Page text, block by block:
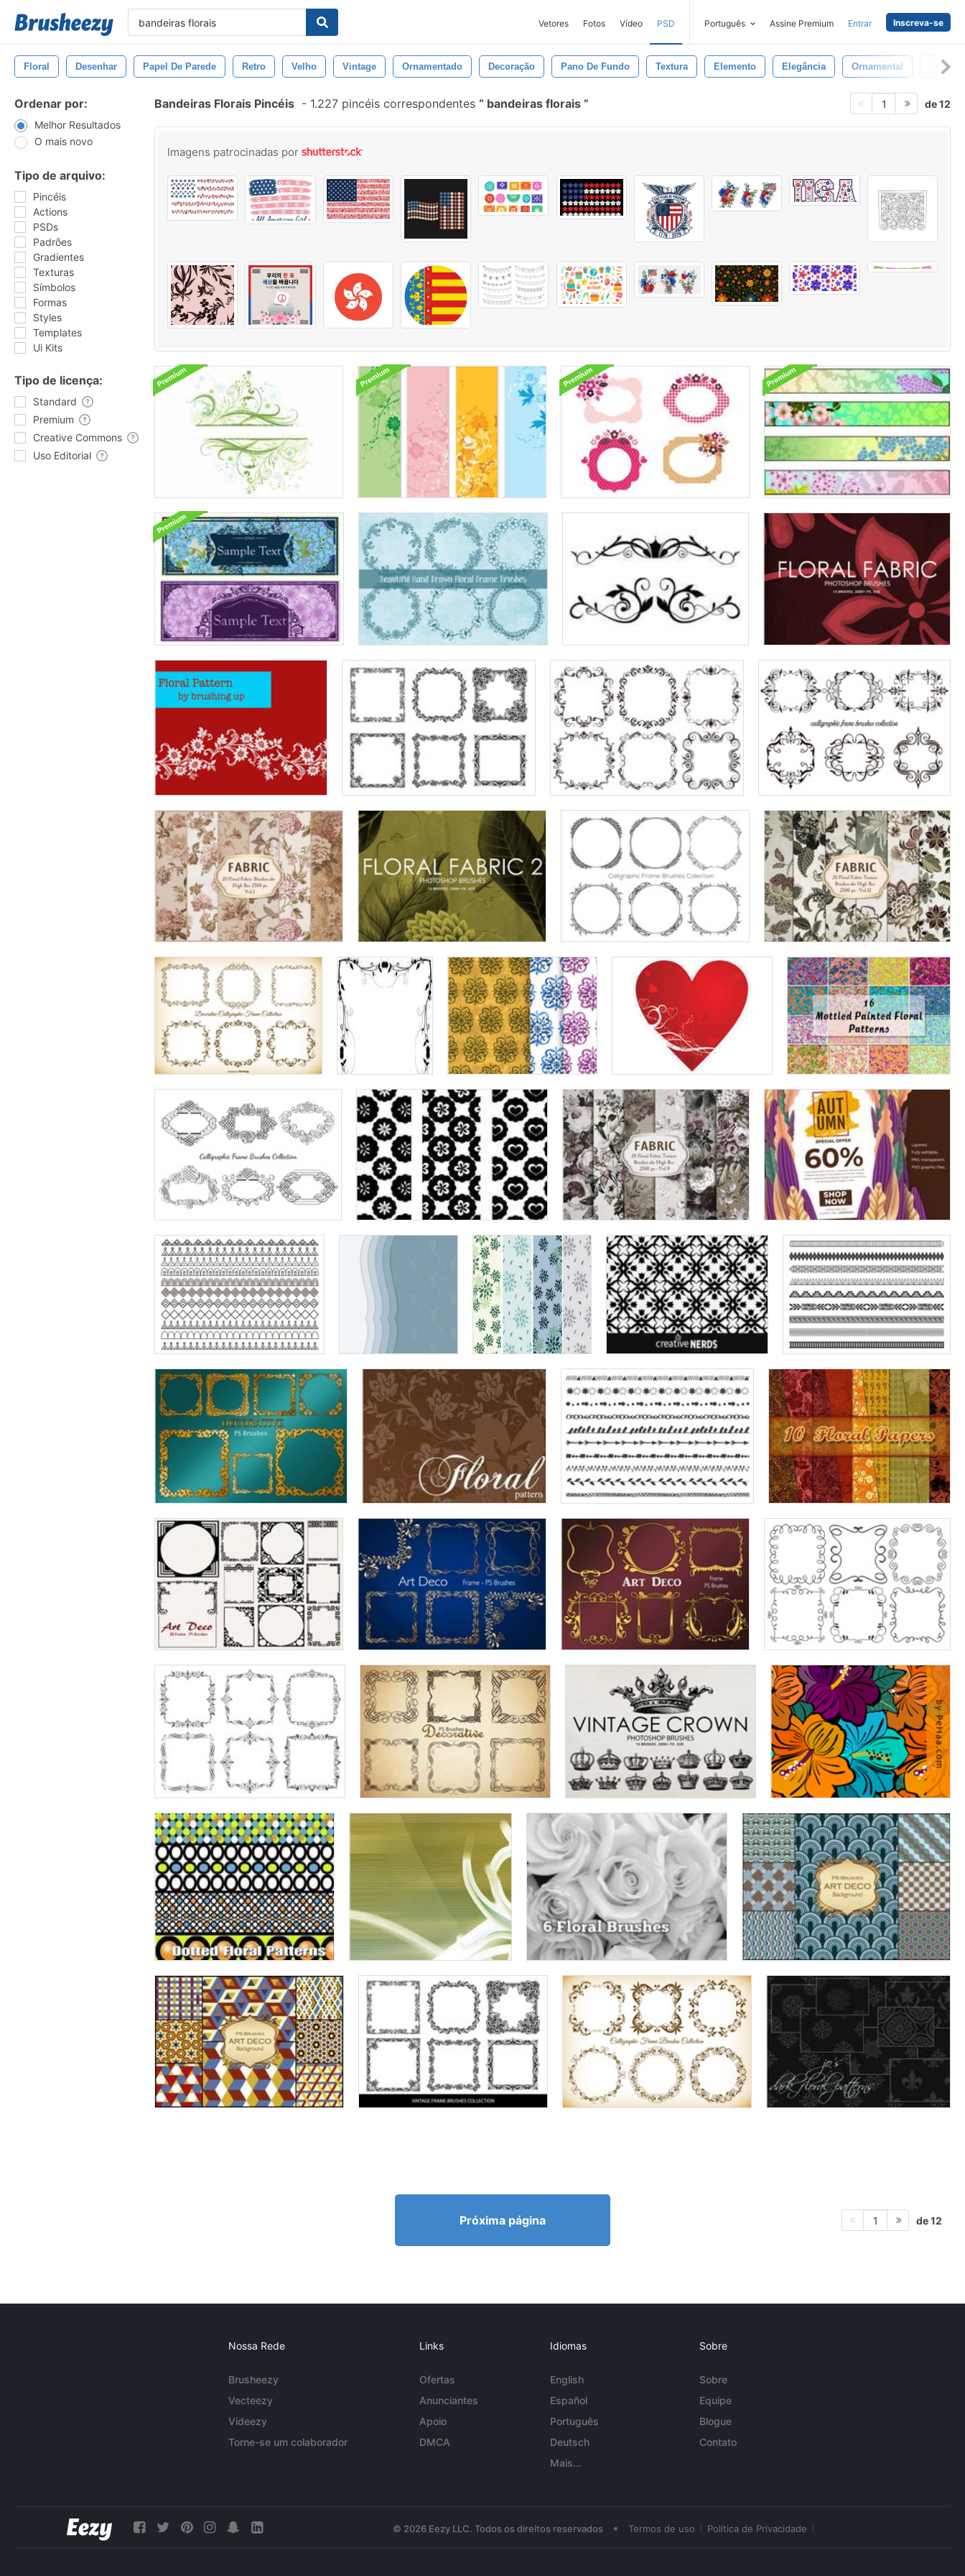
Vetores Fotos Vídeo PSD Português Assine Premium Entrar Inscreva-se
Floral Desenhar Papel De Parede Retro Velho Vintage Ornamentado Decoração Pano De Fundo Textura Elemento Elegância Ornamental
Ordenar por:
Melhor Resultados
O mais novo
Tipo de arquivo:
Pincéis
Actions
PSDs
Padrões
Gradientes
Texturas
Símbolos
Formas
Styles
Templates
Ui Kits
Tipo de licença:
Standard
Premium
Creative Commons
Uso Editorial
Bandeiras Florais Pincéis - 1.227 pincéis correspondentes bandeiras florais 1 de 12
Imagens patrocinadas por
Próxima página 1 de 12
Nossa Rede
Brusheezy
Vecteezy
Videezy
Torne-se um colaborador
Links
Ofertas
Anunciantes
Apoio
DMCA
Idiomas
English
Español
Português
Deutsch
Mais...
Sobre
Sobre
Equipe
Blogue
Contato
© 2026 Eezy LLC. Todos os direitos reservados • Termos de uso Política de Privacidade